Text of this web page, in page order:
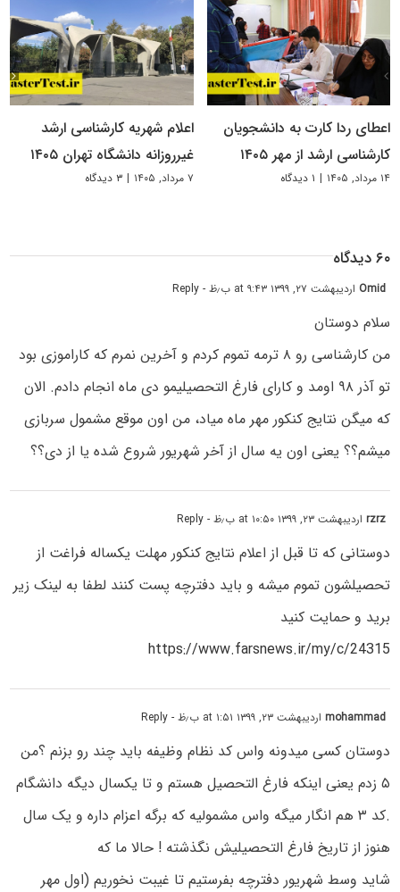
اعطای ردا کارت به دانشجویان
کارشناسی ارشد از مهر ۱۴۰۵
۱۴ مرداد, ۱۴۰۵ | ۱ دیدگاه
اعلام شهریه کارشناسی ارشد
غیرروزانه دانشگاه تهران ۱۴۰۵
۷ مرداد, ۱۴۰۵ | ۳ دیدگاه
۶۰ دیدگاه
Omid اردیبهشت ۲۷, ۱۳۹۹ at ۹:۴۳ ب٫ظ - Reply
سلام دوستان
من کارشناسی رو ۸ ترمه تموم کردم و آخرین نمرم که کاراموزی بود
تو آذر ۹۸ اومد و کارای فارغ التحصیلیمو دی ماه انجام دادم. الان
که میگن نتایج کنکور مهر ماه میاد، من اون موقع مشمول سربازی
میشم؟؟ یعنی اون یه سال از آخر شهریور شروع شده یا از دی؟؟
rzrzاردیبهشت ۲۳, ۱۳۹۹ at ۱۰:۵۰ ب٫ظ - Reply
دوستانی که تا قبل از اعلام نتایج کنکور مهلت یکساله فراغت از
تحصیلشون تموم میشه و باید دفترچه پست کنند لطفا به لینک زیر
برید و حمایت کنید
https://www.farsnews.ir/my/c/24315
mohammadاردیبهشت ۲۳, ۱۳۹۹ at ۱:۵۱ ب٫ظ - Reply
دوستان کسی میدونه واس کد نظام وظیفه باید چند رو بزنم ؟من
۵ زدم یعنی اینکه فارغ التحصیل هستم و تا یکسال دیگه دانشگام
.کد ۳ هم انگار میگه واس مشمولیه که برگه اعزام داره و یک سال
هنوز از تاریخ فارغ التحصیلیش نگذشته ! حالا ما که
شاید وسط شهریور دفترچه بفرستیم تا غیبت نخوریم (اول مهر